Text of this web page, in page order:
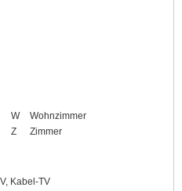
W
Wohnzimmer
Z
Zimmer
Kabel-TV